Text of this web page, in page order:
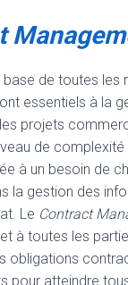
de toutes les
essentiels à la
projets
de
à un besoin de
la gestion des
Le Contract
à toutes les
obligations
pour atteindre